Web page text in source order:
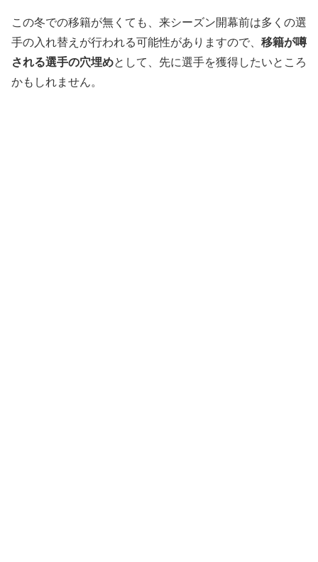
この冬での移籍が無くても、来シーズン開幕前は多くの選
手の入れ替えが行われる可能性がありますので、 移籍が噂
される選手の穴埋めとして、先に選手を獲得したいところ
かもしれません。